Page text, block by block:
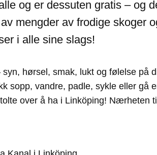
og er dessuten gratis – og
mengder av frodige skoger
i alle sine slags!
hørsel, smak, lukt og følelse på
sopp, vandre, padle, sykle eller gå
over å ha i Linköping! Nærheten